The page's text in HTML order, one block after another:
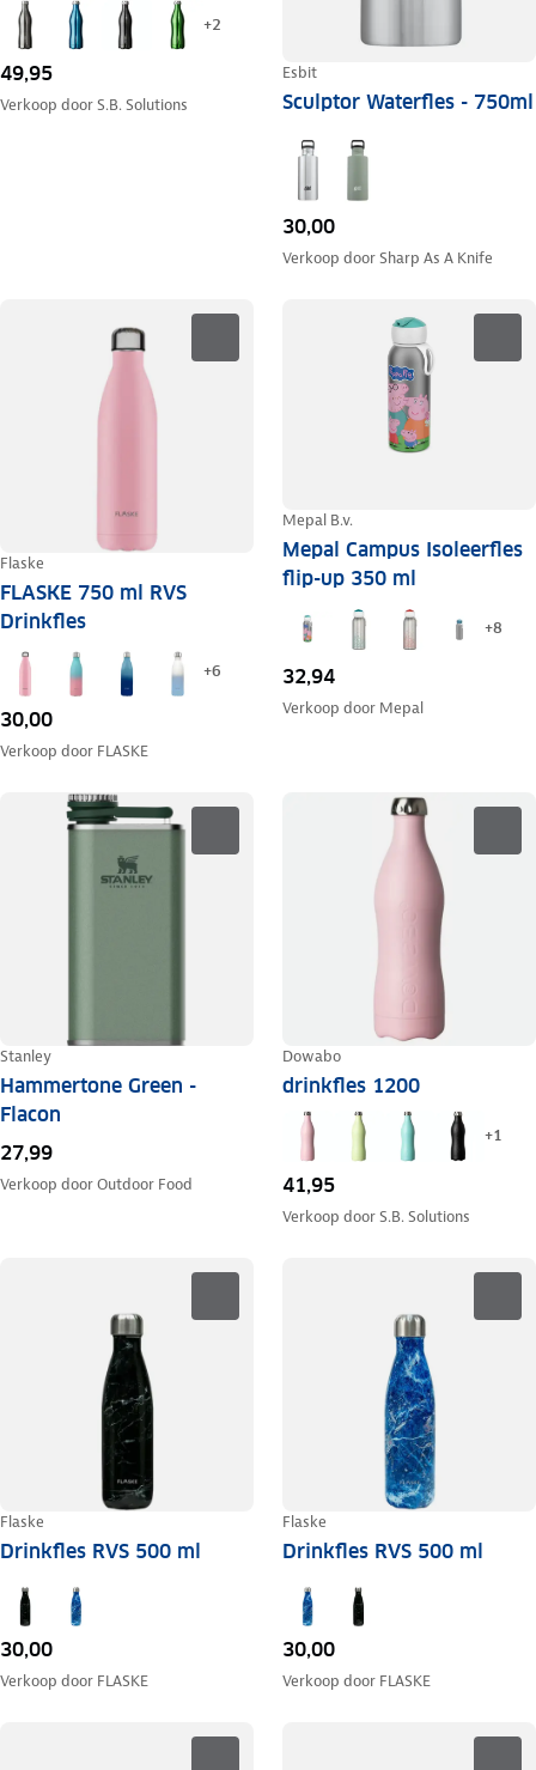
+2
49,95
Verkoop doorS.B. Solutions
Esbit
Sculptor Waterfles - 750ml
30,00
Verkoop doorSharp As A Knife
Flaske
FLASKE 750 ml RVS
Drinkfles
+6
30,00
Verkoop door FLASKE
Mepal B.v.
Mepal Campus Isoleerfles
flip-up 350 ml
+8
32,94
Verkoop door Mepal
Stanley
Hammertone Green -
Flacon
27,99
Verkoop doorOutdoor Food
Dowabo
drinkfles 1200
+1
41,95
Verkoop doorS.B. Solutions
Flaske
Drinkfles RVS 500 ml
30,00
Verkoop door FLASKE
Flaske
Drinkfles RVS 500 ml
30,00
Verkoop door FLASKE